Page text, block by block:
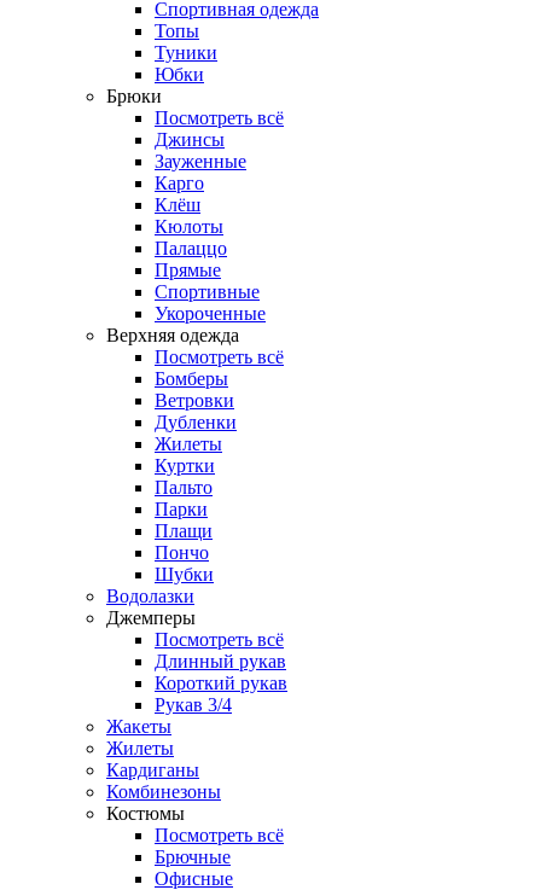
Спортивная одежда
Топы
Туники
Юбки
Брюки
Посмотреть всё
Джинсы
Зауженные
Карго
Клёш
Кюлоты
Палаццо
Прямые
Спортивные
Укороченные
Верхняя одежда
Посмотреть всё
Бомберы
Ветровки
Дубленки
Жилеты
Куртки
Пальто
Парки
Плащи
Пончо
Шубки
Водолазки
Джемперы
Посмотреть всё
Длинный рукав
Короткий рукав
Рукав 3/4
Жакеты
Жилеты
Кардиганы
Комбинезоны
Костюмы
Посмотреть всё
Брючные
Офисные